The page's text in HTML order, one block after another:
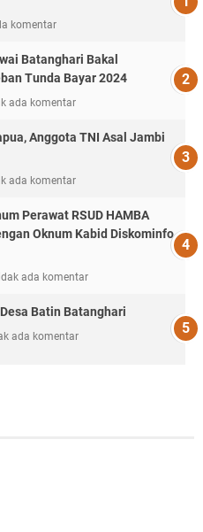
komentar
Batanghari Bakal
Tunda Bayar 2024
ada komentar
Anggota TNI Asal Jambi
ada komentar
Perawat RSUD HAMBA
Oknum Kabid Diskominfo
ada komentar
Batin Batanghari
ada komentar